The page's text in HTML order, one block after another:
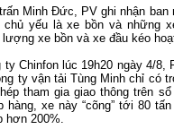
Minh Đức, PV ghi nhận
chủ yếu là xe bồn và những
lượng xe bồn và xe đầu kéo
ty Chinfon lúc 19h20 ngày 4/
ty vận tải Tùng Minh chỉ có
tham gia giao thông trên
hàng, xe này “cõng” tới 80
hơn 200%.